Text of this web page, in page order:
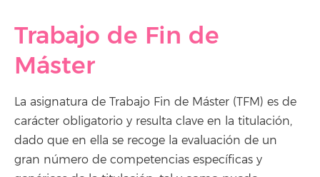
Trabajo de Fin de
Máster
La asignatura de Trabajo Fin de Máster (TFM) es de
carácter obligatorio y resulta clave en la titulación,
dado que en ella se recoge la evaluación de un
gran número de competencias específicas y